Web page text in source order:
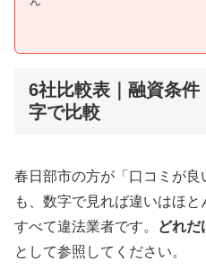
6社比較表｜融資条
字で比較
春日部市の方が「口コミが
も、数字で見れば違いはほ
すべて違法業者です。
どれだ
として参照してください。